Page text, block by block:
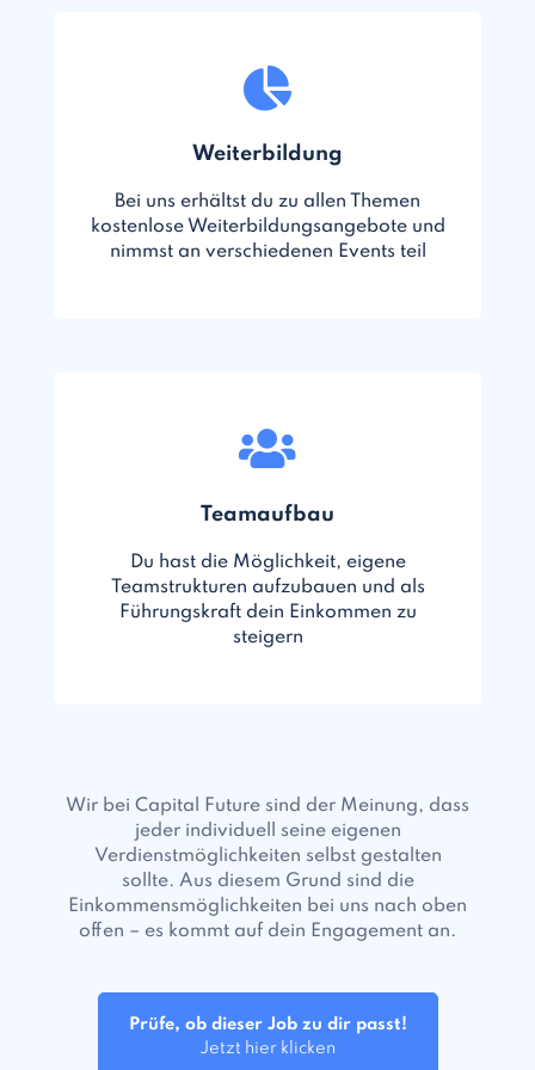
Weiterbildung
Bei uns erhältst du zu allen Themen
kostenlose Weiterbildungsangebote und
nimmst an verschiedenen Events teil
Teamaufbau
Du hast die Möglichkeit, eigene
Teamstrukturen aufzubauen und als
Führungskraft dein Einkommen zu
steigern
Wir bei Capital Future sind der Meinung, dass
jeder individuell seine eigenen
Verdienstmöglichkeiten selbst gestalten
sollte. Aus diesem Grund sind die
Einkommensmöglichkeiten bei uns nach oben
offen – es kommt auf dein Engagement an.
Prüfe, ob dieser Job zu dir passt!
Jetzt hier klicken